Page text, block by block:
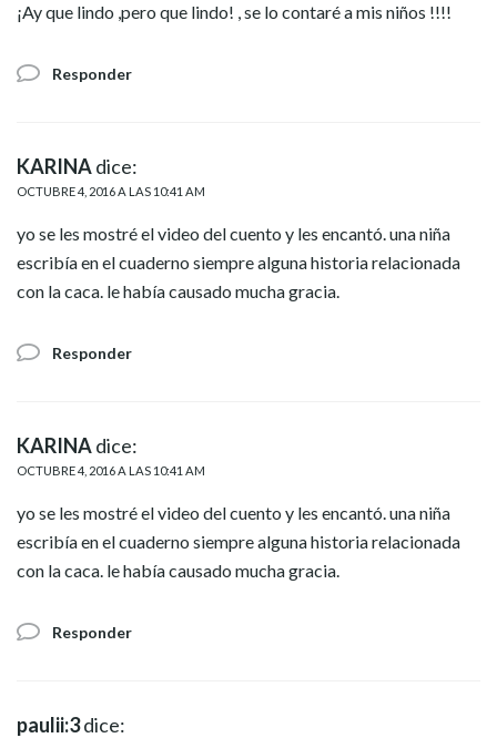
¡Ay que lindo ,pero que lindo! , se lo contaré a mis niños !!!!
Responder
KARINAdice:
OCTUBRE 4, 2016 A LAS 10:41 AM
yo se les mostré el video del cuento y les encantó. una niña
escribía en el cuaderno siempre alguna historia relacionada
con la caca. le había causado mucha gracia.
Responder
KARINAdice:
OCTUBRE 4, 2016 A LAS 10:41 AM
yo se les mostré el video del cuento y les encantó. una niña
escribía en el cuaderno siempre alguna historia relacionada
con la caca. le había causado mucha gracia.
Responder
paulii:3dice: